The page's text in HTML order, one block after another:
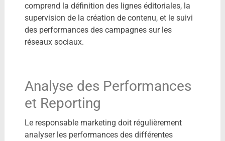
comprend la définition des lignes éditoriales, la
supervision de la création de contenu, et le suivi
des performances des campagnes sur les
réseaux sociaux.
Analyse des Performances
et Reporting
Le responsable marketing doit régulièrement
analyser les performances des différentes